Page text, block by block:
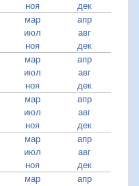
ноя
дек
мар
апр
июл
авг
ноя
дек
мар
апр
июл
авг
ноя
дек
мар
апр
июл
авг
ноя
дек
мар
апр
июл
авг
ноя
дек
мар
апр